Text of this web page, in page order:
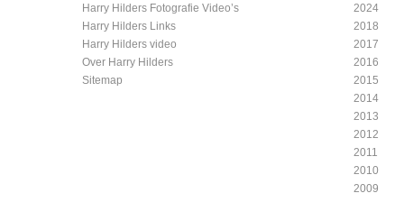
Harry Hilders Fotografie Video’s
Harry Hilders Links
Harry Hilders video
Over Harry Hilders
Sitemap
2024
2018
2017
2016
2015
2014
2013
2012
2011
2010
2009